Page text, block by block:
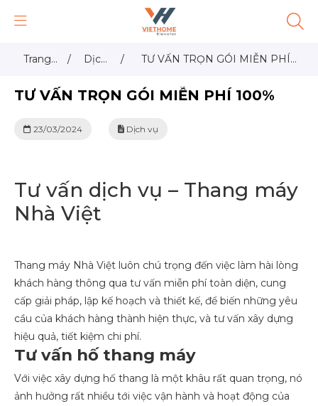
Trang
chủ
/ Dịch / TƯ VẤN TRỌN GÓI MIỄN PHÍ
100%
TƯ VẤN TRỌN GÓI MIỄN PHÍ 100%
23/03/2024 Dịch vụ
Tư vấn dịch vụ – Thang máy
Nhà Việt
Thang máy Nhà Việt luôn chú trọng đến việc làm hài lòng
khách hàng thông qua tư vấn miễn phí toàn diện, cung
cấp giải pháp, lập kế hoạch và thiết kế, để biến những yêu
cầu của khách hàng thành hiện thực, và tư vấn xây dựng
hiệu quả, tiết kiệm chi phí.
Tư vấn hố thang máy
Với việc xây dựng hố thang là một khâu rất quan trọng, nó
ảnh hưởng rất nhiều tới việc vận hành và hoạt động của